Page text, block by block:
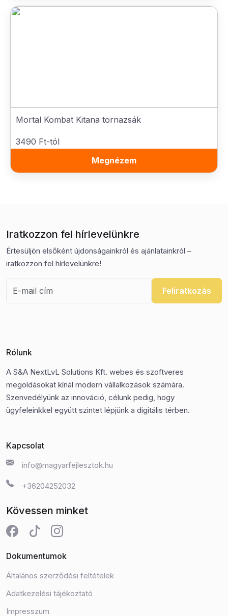
Mortal Kombat Kitana tornazsák
3490 Ft-tól
Megnézem
Iratkozzon fel hírlevelünkre
Értesüljön elsőként újdonságainkról és ajánlatainkról –
iratkozzon fel hírlevelünkre!
Feliratkozás
Rólunk
A S&A NextLvL Solutions Kft. webes és szoftveres
megoldásokat kínál modern vállalkozások számára.
Szenvedélyünk az innováció, célunk pedig, hogy
ügyfeleinkkel együtt szintet lépjünk a digitális térben.
Kapcsolat
info@magyarfejlesztok.hu
+36204252032
Kövessen minket
Dokumentumok
Általános szerződési feltételek
Adatkezelési tájékoztató
Impresszum